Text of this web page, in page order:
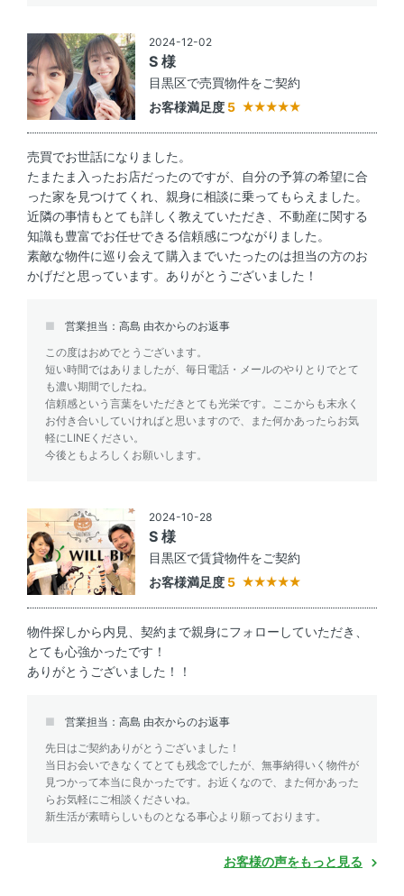
2024-12-02
S 様
目黒区で売買物件をご契約
お客様満足度 5
売買でお世話になりました。
たまたま入ったお店だったのですが、自分の予算の希望に合
った家を見つけてくれ、親身に相談に乗ってもらえました。
近隣の事情もとても詳しく教えていただき、不動産に関する
知識も豊富でお任せできる信頼感につながりました。
素敵な物件に巡り会えて購入までいたったのは担当の方のお
かげだと思っています。ありがとうございました！
営業担当：高島 由衣からのお返事
この度はおめでとうございます。
短い時間ではありましたが、毎日電話・メールのやりとりでとて
も濃い期間でしたね。
信頼感という言葉をいただきとても光栄です。ここからも末永く
お付き合いしていければと思いますので、また何かあったらお気
軽にLINEください。
今後ともよろしくお願いします。
2024-10-28
S 様
目黒区で賃貸物件をご契約
お客様満足度 5
物件探しから内見、契約まで親身にフォローしていただき、
とても心強かったです！
ありがとうございました！！
営業担当：高島 由衣からのお返事
先日はご契約ありがとうございました！
当日お会いできなくてとても残念でしたが、無事納得いく物件が
見つかって本当に良かったです。お近くなので、また何かあった
らお気軽にご相談くださいね。
新生活が素晴らしいものとなる事心より願っております。
お客様の声をもっと見る